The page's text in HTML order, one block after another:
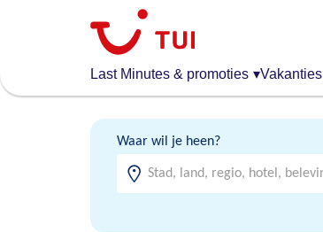
algemene
Last Minutes & promoties ▾Vakanties
Waar wil je heen?